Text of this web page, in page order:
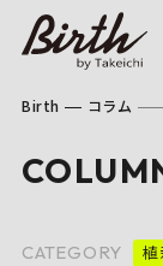
Birth コラム
CATEGORY 植